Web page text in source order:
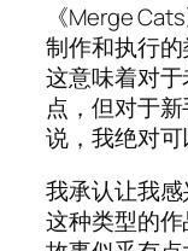
《Merge
制作和执行的
这意味着对
点，但对于
说，我绝对可
我承认让我
这种类型的